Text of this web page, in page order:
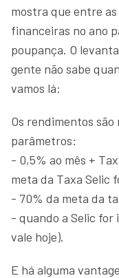
mostra que entre
financeiras no ano
poupança. O
gente não sabe
vamos lá:
Os rendimentos são
parâmetros:
- 0,5% ao mês +
meta da Taxa Selic
- 70% da meta da
- quando a Selic for
vale hoje).
E há alguma